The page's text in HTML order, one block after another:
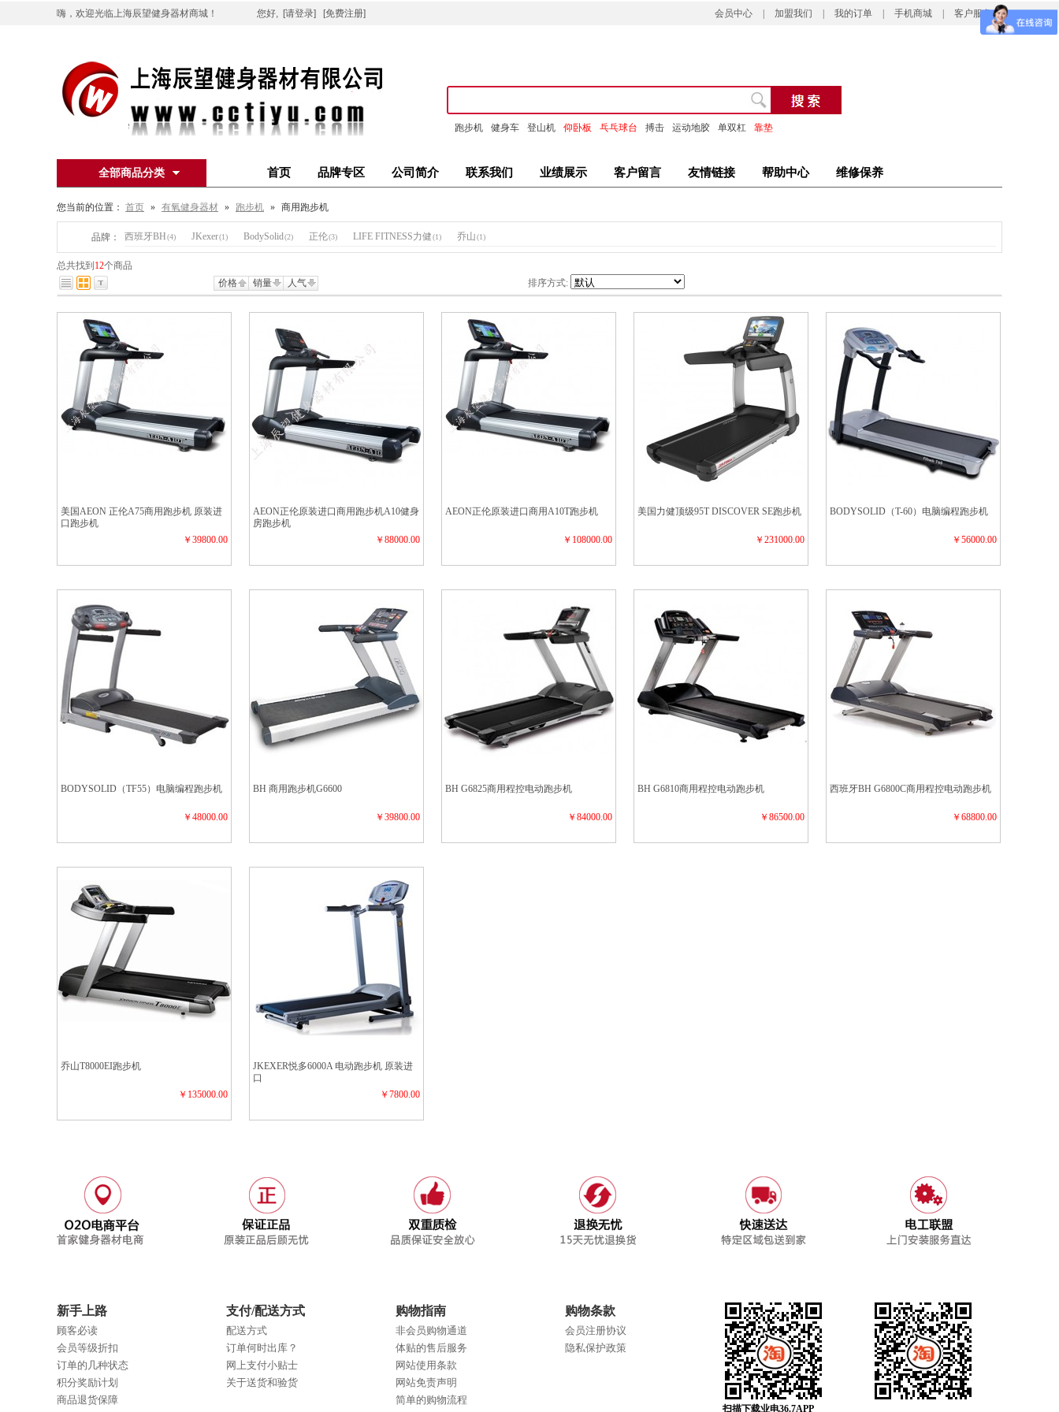
嗨，欢迎光临上海辰望健身器材商城！ 您好, [请登录] [免费注册] 会员中心 加盟我们 我的订单 手机商城 客户服务
跑步机 健身车 登山机 仰卧板 乓乓球台 搏击 运动地胶 单双杠 靠垫
全部商品分类 首页 品牌专区 公司简介 联系我们 业绩展示 客户留言 友情链接 帮助中心 维修保养
您当前的位置： 首页 » 有氧健身器材 » 跑步机 » 商用跑步机
品牌： 西班牙BH(4) JKexer(1) BodySolid(2) 正伦(3) LIFE FITNESS力健(1) 乔山(1)
总共找到 12个商品
价格
销量 人气 排序方式:
美国AEON 正伦A75商用跑步机 原装进
口跑步机
￥39800.00
AEON正伦原装进口商用跑步机A10健身
房跑步机
￥88000.00
AEON正伦原装进口商用A10T跑步机
￥108000.00
美国力健顶级95T DISCOVER SE跑步机
￥231000.00
BODYSOLID（T-60）电脑编程跑步机
￥56000.00
BODYSOLID（TF55）电脑编程跑步机
￥48000.00
BH 商用跑步机G6600
￥39800.00
BH G6825商用程控电动跑步机
￥84000.00
BH G6810商用程控电动跑步机
￥86500.00
西班牙BH G6800C商用程控电动跑步机
￥68800.00
乔山T8000EI跑步机
￥135000.00
JKEXER悦多6000A 电动跑步机 原装进
口
￥7800.00
新手上路
顾客必读
会员等级折扣
订单的几种状态
积分奖励计划
商品退货保障
支付/配送方式
配送方式
订单何时出库？
网上支付小贴士
关于送货和验货
购物指南
非会员购物通道
体贴的售后服务
网站使用条款
网站免责声明
简单的购物流程
购物条款
会员注册协议
隐私保护政策
扫描下载业电36.7APP